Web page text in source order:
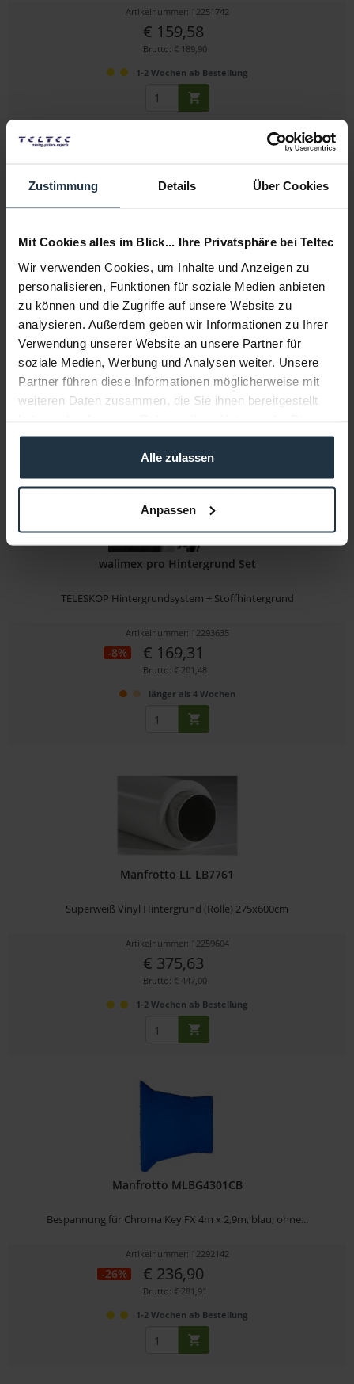
Zustimmung Details Über Cookies
Mit Cookies alles im Blick... Ihre Privatsphäre bei Teltec
Wir verwenden Cookies, um Inhalte und Anzeigen zu
personalisieren, Funktionen für soziale Medien anbieten
zu können und die Zugriffe auf unsere Website zu
analysieren. Außerdem geben wir Informationen zu Ihrer
Verwendung unserer Website an unsere Partner für
soziale Medien, Werbung und Analysen weiter. Unsere
Partner führen diese Informationen möglicherweise mit
weiteren Daten zusammen, die Sie ihnen bereitgestellt
gesammelt haben.
Alle zulassen
Anpassen
Artikelnummer: 12251742
€ 159,58
Brutto: € 189,90
1-2 Wochen ab Bestellung
Chromakey Falthintergrund Grün 210 x 180 cm
Artikelnummer: 12253885
-35% € 178,40
Brutto: € 212,30
sofort ab Lager
walimex pro Hintergrund Set
TELESKOP Hintergrundsystem + Stoffhintergrund
Artikelnummer: 12293635
-8% € 169,31
Brutto: € 201,48
länger als 4 Wochen
Manfrotto LL LB7761
Superweiß Vinyl Hintergrund (Rolle) 275x600cm
Artikelnummer: 12259604
€ 375,63
Brutto: € 447,00
1-2 Wochen ab Bestellung
Manfrotto MLBG4301CB
Bespannung für Chroma Key FX 4m x 2,9m, blau, ohne...
Artikelnummer: 12292142
-26% € 236,90
Brutto: € 281,91
1-2 Wochen ab Bestellung